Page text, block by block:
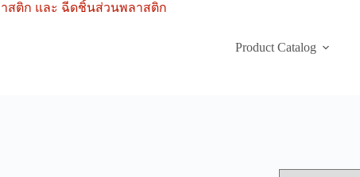
Product Catalog